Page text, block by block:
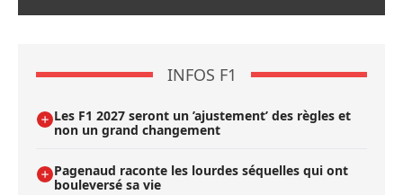
INFOS F1
Les F1 2027 seront un ’ajustement’ des règles et
non un grand changement
Pagenaud raconte les lourdes séquelles qui ont
bouleversé sa vie